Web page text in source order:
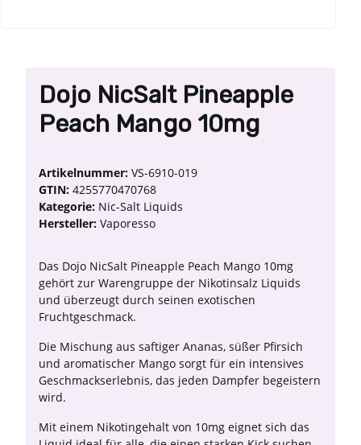
Dojo NicSalt Pineapple
Peach Mango 10mg
Artikelnummer: VS-6910-019
GTIN: 4255770470768
Kategorie: Nic-Salt Liquids
Hersteller: Vaporesso
Das Dojo NicSalt Pineapple Peach Mango 10mg
gehört zur Warengruppe der Nikotinsalz Liquids
und überzeugt durch seinen exotischen
Fruchtgeschmack.
Die Mischung aus saftiger Ananas, süßer Pfirsich
und aromatischer Mango sorgt für ein intensives
Geschmackserlebnis, das jeden Dampfer begeistern
wird.
Mit einem Nikotingehalt von 10mg eignet sich das